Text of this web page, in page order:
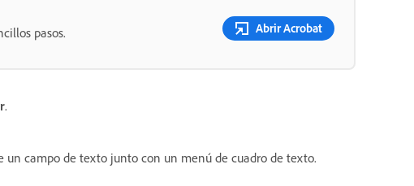
pasos.
Abrir Acrobat
.
campo de texto junto con un menú de cuadro de texto.